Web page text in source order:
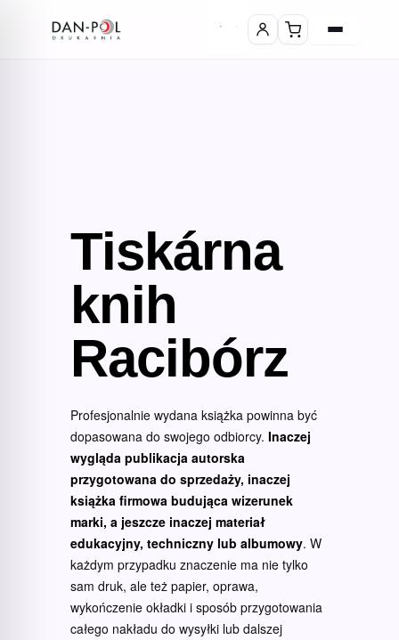
Tiskárna
knih
Racibórz
Profesjonalnie wydana książka powinna być
dopasowana do swojego odbiorcy. Inaczej
wygląda publikacja autorska
przygotowana do sprzedaży, inaczej
książka firmowa budująca wizerunek
marki, a jeszcze inaczej materiał
edukacyjny, techniczny lub albumowy. W
każdym przypadku znaczenie ma nie tylko
sam druk, ale też papier, oprawa,
wykończenie okładki i sposób przygotowania
całego nakładu do wysyłki lub dalszej